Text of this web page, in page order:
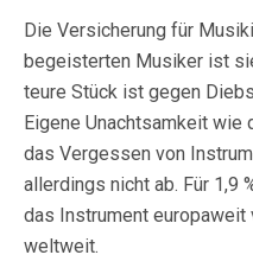
Die Versicherung für
begeisterten Musiker ist
teure Stück ist gegen
Eigene Unachtsamkeit wie
das Vergessen von
allerdings nicht ab. Für 1,9
das Instrument europaweit
weltweit.